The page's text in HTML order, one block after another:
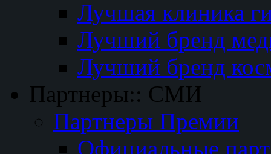
Лучшая клиника
Лучший бренд
Лучший бренд
Партнеры:: СМИ
Партнеры Премии
Официальные